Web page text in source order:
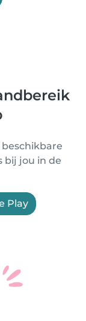
bij jou in de
Play